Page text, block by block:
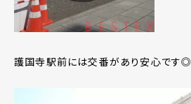
護国寺駅前には交番があり安心です◎